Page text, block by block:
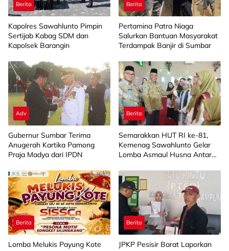
Berita
Kapolres Sawahlunto Pimpin
Sertijab Kabag SDM dan
Kapolsek Barangin
Berita
Pertamina Patra Niaga
Salurkan Bantuan Masyarakat
Terdampak Banjir di Sumbar
Adv
Gubernur Sumbar Terima
Anugerah Kartika Pamong
Praja Madya dari IPDN
Berita
Semarakkan HUT RI ke-81,
Kemenag Sawahlunto Gelar
Lomba Asmaul Husna Antar
Berita
Lomba Melukis Payung Kote
Berita
JPKP Pesisir Barat Laporkan